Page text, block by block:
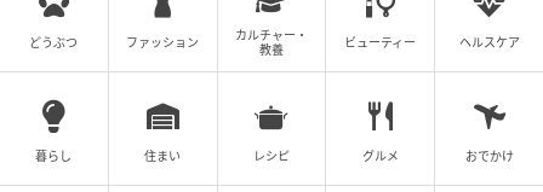
ベビーカレンダー
どうぶつ ファッション
カルチャー・
教養
ビューティー ヘルスケア
暮らし 住まい レシピ グルメ おでかけ